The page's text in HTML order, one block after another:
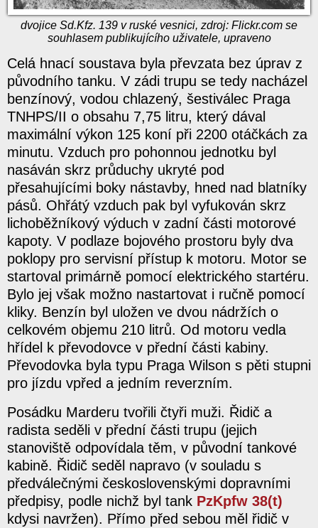
dvojice Sd.Kfz. 139 v ruské vesnici, zdroj: Flickr.com se
souhlasem publikujícího uživatele, upraveno
Celá hnací soustava byla převzata bez úprav z
původního tanku. V zádi trupu se tedy nacházel
benzínový, vodou chlazený, šestiválec Praga
TNHPS/II o obsahu 7,75 litru, který dával
maximální výkon 125 koní při 2200 otáčkách za
minutu. Vzduch pro pohonnou jednotku byl
nasáván skrz průduchy ukryté pod
přesahujícími boky nástavby, hned nad blatníky
pásů. Ohřátý vzduch pak byl vyfukován skrz
lichoběžníkový výduch v zadní části motorové
kapoty. V podlaze bojového prostoru byly dva
poklopy pro servisní přístup k motoru. Motor se
startoval primárně pomocí elektrického startéru.
Bylo jej však možno nastartovat i ručně pomocí
kliky. Benzín byl uložen ve dvou nádržích o
celkovém objemu 210 litrů. Od motoru vedla
hřídel k převodovce v přední části kabiny.
Převodovka byla typu Praga Wilson s pěti stupni
pro jízdu vpřed a jedním reverzním.
Posádku Marderu tvořili čtyři muži. Řidič a
radista seděli v přední části trupu (jejich
stanoviště odpovídala těm, v původní tankové
kabině. Řidič seděl napravo (v souladu s
předválečnými československými dopravními
předpisy, podle nichž byl tank PzKpfw 38(t)
kdysi navržen). Přímo před sebou měl řidič v